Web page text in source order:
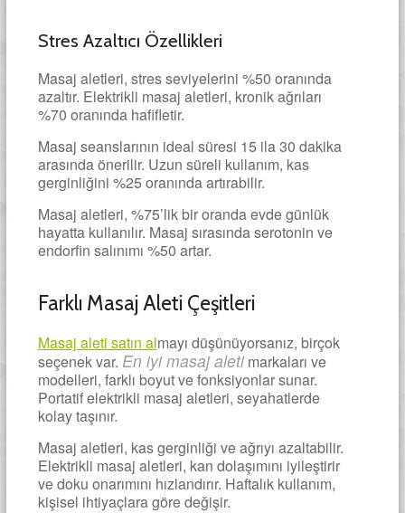
Stres Azaltıcı Özellikleri
Masaj aletleri, stres seviyelerini %50 oranında
azaltır. Elektrikli masaj aletleri, kronik ağrıları
%70 oranında hafifletir.
Masaj seanslarının ideal süresi 15 ila 30 dakika
arasında önerilir. Uzun süreli kullanım, kas
gerginliğini %25 oranında artırabilir.
Masaj aletleri, %75’lik bir oranda evde günlük
hayatta kullanılır. Masaj sırasında serotonin ve
endorfin salınımı %50 artar.
Farklı Masaj Aleti Çeşitleri
Masaj aleti satın almayı düşünüyorsanız, birçok
seçenek var. En iyi masaj aletimarkaları ve
modelleri, farklı boyut ve fonksiyonlar sunar.
Portatif elektrikli masaj aletleri, seyahatlerde
kolay taşınır.
Masaj aletleri, kas gerginliği ve ağrıyı azaltabilir.
Elektrikli masaj aletleri, kan dolaşımını iyileştirir
ve doku onarımını hızlandırır. Haftalık kullanım,
kişisel ihtiyaçlara göre değişir.